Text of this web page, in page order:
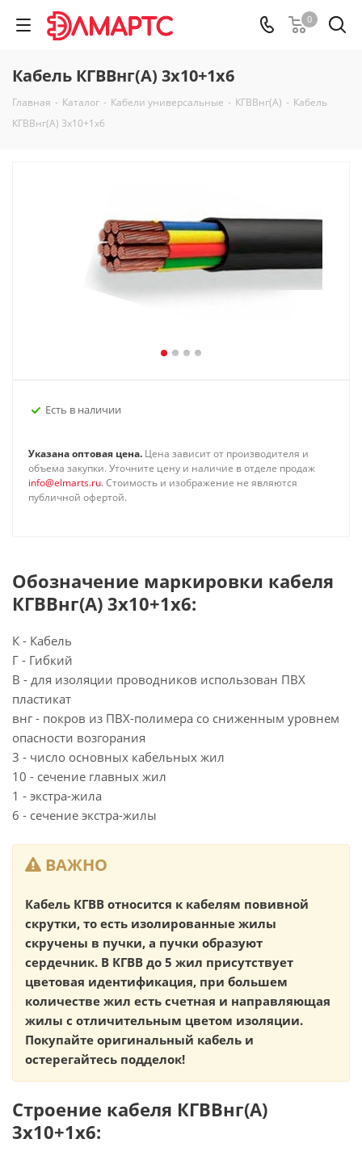
0
Кабель КГВВнг(А) 3х10+1х6
Главная - Каталог - Кабели универсальные - КГВВнг(А) - Кабель
КГВВнг(А) 3х10+1х6
Есть в наличии
Указана оптовая цена. Цена зависит от производителя и
объема закупки. Уточните цену и наличие в отделе продаж
info@elmarts.ru. Стоимость и изображение не являются
публичной офертой.
Обозначение маркировки кабеля
КГВВнг(А) 3х10+1х6:
К - Кабель
Г - Гибкий
В - для изоляции проводников использован ПВХ
пластикат
внг - покров из ПВХ-полимера со сниженным уровнем
опасности возгорания
3 - число основных кабельных жил
10 - сечение главных жил
1 - экстра-жила
6 - сечение экстра-жилы
ВАЖНО
Кабель КГВВ относится к кабелям повивной
скрутки, то есть изолированные жилы
скручены в пучки, а пучки образуют
сердечник. В КГВВ до 5 жил присутствует
цветовая идентификация, при большем
количестве жил есть счетная и направляющая
жилы с отличительным цветом изоляции.
Покупайте оригинальный кабель и
остерегайтесь подделок!
Строение кабеля КГВВнг(А)
3х10+1х6: